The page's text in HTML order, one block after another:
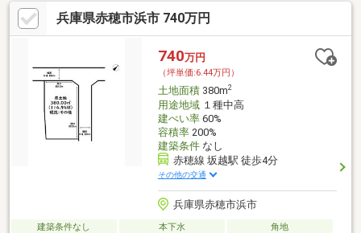
兵庫県赤穂市浜市 740万円
740万円
（坪単価:6.44万円）
土地面積380m2
用途地域１種中高
建ぺい率60%
容積率200%
建築条件なし
赤穂線 坂越駅 徒歩4分
その他の交通
兵庫県赤穂市浜市
建築条件なし 本下水 角地